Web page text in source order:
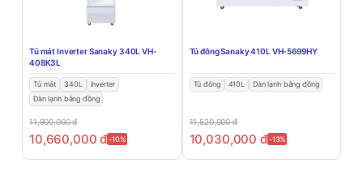
Tủ mát Inverter Sanaky 340L VH-
408K3L
Tủ mát 340L
Inverter
Dàn lạnh bằng đồng
11,900,000đ
10,660,000đ-10%
Tủ đông Sanaky 410L VH-5699HY
Tủ đông 410L Dàn lạnh bằng đồng
11,520,000đ
10,030,000 đ-13%